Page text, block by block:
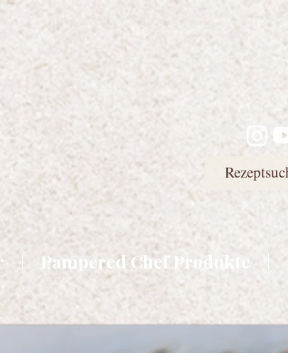
Pampered Chef Produkte